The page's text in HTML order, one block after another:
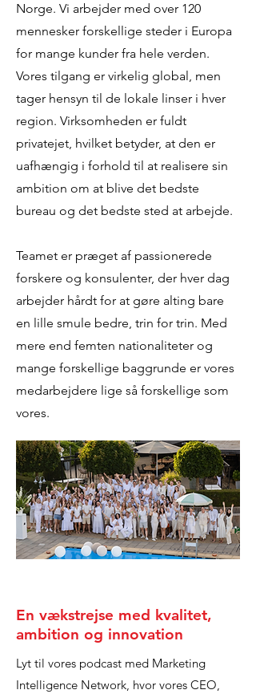
Norge. Vi arbejder med over 120
mennesker forskellige steder i Europa
for mange kunder fra hele verden.
Vores tilgang er virkelig global, men
tager hensyn til de lokale linser i hver
region. Virksomheden er fuldt
privatejet, hvilket betyder, at den er
uafhængig i forhold til at realisere sin
ambition om at blive det bedste
bureau og det bedste sted at arbejde.
Teamet er præget af passionerede
forskere og konsulenter, der hver dag
arbejder hårdt for at gøre alting bare
en lille smule bedre, trin for trin. Med
mere end femten nationaliteter og
mange forskellige baggrunde er vores
medarbejdere lige så forskellige som
vores.
En vækstrejse med kvalitet,
ambition og innovation
Lyt til vores podcast med Marketing
Intelligence Network, hvor vores CEO,